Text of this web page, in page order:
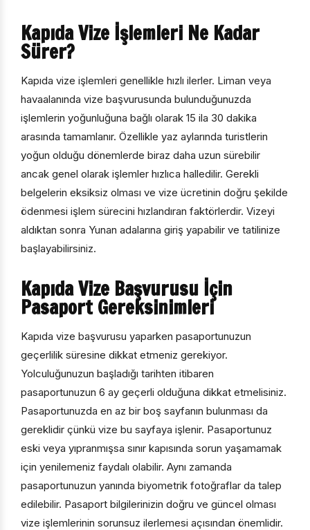
ÇEREZ KULLANIM AYARLARINIZ
Çerez tercihlerinizibelirleyin
Daha fazla bilgi içinKVKK bilgilendirmemizi,çerez kullanım
vegizlilik koşullarınıinceleyebilirsiniz.
Zorunlu Çerezler HER ZAMAN AKTIF
Oturum yönetimi, güvenlik ve temel site işlevleri için
gereklidir. Bu çerezler olmadan site düzgün çalışmaz ve
devre dışı bırakılamaz.
İstatistik Çerezleri
Kapıda Vize İşlemleri Ne Kadar
Sürer?
Kapıda vize işlemleri genellikle hızlı ilerler. Liman veya
havaalanında vize başvurusunda bulunduğunuzda
işlemlerin yoğunluğuna bağlı olarak 15 ila 30 dakika
arasında tamamlanır. Özellikle yaz aylarında turistlerin
yoğun olduğu dönemlerde biraz daha uzun sürebilir
ancak genel olarak işlemler hızlıca halledilir. Gerekli
belgelerin eksiksiz olması ve vize ücretinin doğru şekilde
ödenmesi işlem sürecini hızlandıran faktörlerdir. Vizeyi
aldıktan sonra Yunan adalarına giriş yapabilir ve tatilinize
başlayabilirsiniz.
Kapıda Vize Başvurusu İçin
Pasaport Gereksinimleri
Kapıda vize başvurusu yaparken pasaportunuzun
geçerlilik süresine dikkat etmeniz gerekiyor.
Yolculuğunuzun başladığı tarihten itibaren
pasaportunuzun 6 ay geçerli olduğuna dikkat etmelisiniz.
Pasaportunuzda en az bir boş sayfanın bulunması da
gereklidir çünkü vize bu sayfaya işlenir. Pasaportunuz
eski veya yıpranmışsa sınır kapısında sorun yaşamamak
için yenilemeniz faydalı olabilir. Aynı zamanda
pasaportunuzun yanında biyometrik fotoğraflar da talep
edilebilir. Pasaport bilgilerinizin doğru ve güncel olması
vize işlemlerinin sorunsuz ilerlemesi açısından önemlidir.